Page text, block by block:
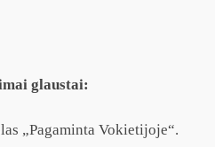
glaustai:
„Pagaminta Vokietijoje“.